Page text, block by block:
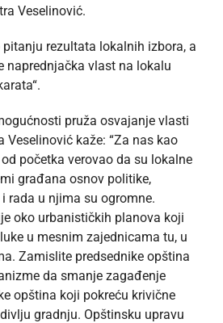
Veselinović.
rezultata lokalnih izbora, a
naprednjačka vlast na lokalu
pruža osvajanje vlasti
Veselinović kaže: “Za nas kao
početka verovao da su lokalne
građana osnov politike,
rada u njima su ogromne.
oko urbanističkih planova koji
u mesnim zajednicama tu, u
Zamislite predsednike opština
da smanje zagađenje
opština koji pokreću krivične
gradnju. Opštinsku upravu